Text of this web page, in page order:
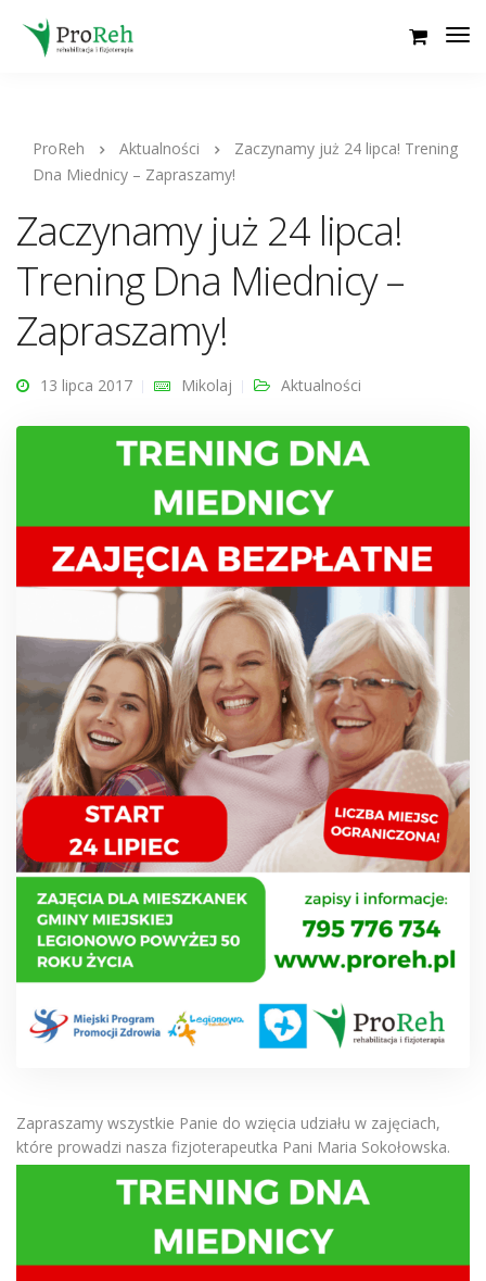
ProReh Aktualności
Zaczynamy już 24 lipca! Trening
Dna Miednicy – Zapraszamy!
Zaczynamy już 24 lipca!
Trening Dna Miednicy –
Zapraszamy!
13 lipca 2017 Mikolaj Aktualności
Zapraszamy wszystkie Panie do wzięcia udziału w zajęciach,
które prowadzi nasza fizjoterapeutka Pani Maria Sokołowska.